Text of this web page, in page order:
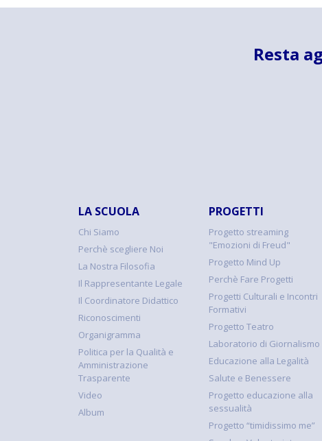
Resta
LA SCUOLA
Chi Siamo
Perchè scegliere Noi
La Nostra Filosofia
Il Rappresentante Legale
Il Coordinatore Didattico
Riconoscimenti
Organigramma
Politica per la Qualità e
Amministrazione
Trasparente
Video
Album
PROGETTI
Progetto streaming
"Emozioni di Freud"
Progetto Mind Up
Perchè Fare Progetti
Progetti Culturali e Incontri
Formativi
Progetto Teatro
Laboratorio di Giornalismo
Educazione alla Legalità
Salute e Benessere
Progetto educazione alla
sessualità
Progetto “timidissimo me”